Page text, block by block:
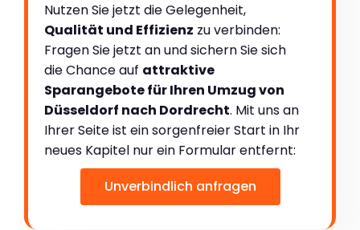
Nutzen Sie jetzt die Gelegenheit,
Qualität und Effizienz zu verbinden:
Fragen Sie jetzt an und sichern Sie sich
die Chance auf attraktive
Sparangebote für Ihren Umzug von
Düsseldorf nach Dordrecht. Mit uns an
Ihrer Seite ist ein sorgenfreier Start in Ihr
neues Kapitel nur ein Formular entfernt:
Unverbindlich anfragen